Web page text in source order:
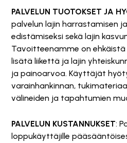
PALVELUN TUOTOKSET JA
palvelun lajin harrastamisen
edistämiseksi sekä lajin
Tavoitteenamme on
lisätä liikettä ja lajin
ja painoarvoa. Käyttäjät
varainhankinnan,
välineiden ja tapahtumien
PALVELUN KUSTANNUKSET:
loppukäyttäjille